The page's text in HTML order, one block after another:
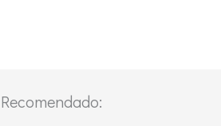
Recomendado: